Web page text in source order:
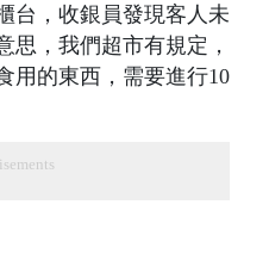
台，收銀員發現客人未
思，我們超市有規定，
用的東西，需要進行10